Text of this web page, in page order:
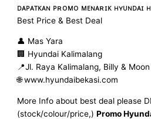
ᴅᴀᴘᴀᴛᴋᴀɴ ᴘʀᴏᴍᴏ ᴍᴇɴᴀʀɪᴋ ʜʏᴜɴᴅᴀɪ
Best Price & Best Deal
👤 Mas Yara
🏢 Hyundai Kalimalang
📍Jl. Raya Kalimalang, Billy &
🌐 www.hyundaibekasi.com
More Info about best deal please
(stock/colour/price,)Promo